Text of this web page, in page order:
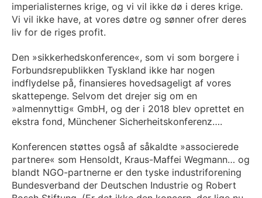
imperialisternes krige, og vi vil ikke dø i deres krige.
Vi vil ikke have, at vores døtre og sønner ofrer deres
liv for de riges profit.
Den »sikkerhedskonference«, som vi som borgere i
Forbundsrepublikken Tyskland ikke har nogen
indflydelse på, finansieres hovedsageligt af vores
skattepenge. Selvom det drejer sig om en
»almennyttig« GmbH, og der i 2018 blev oprettet en
ekstra fond, Münchener Sicherheitskonferenz….
Konferencen støttes også af såkaldte »associerede
partnere« som Hensoldt, Kraus-Maffei Wegmann… og
blandt NGO-partnerne er den tyske industriforening
Bundesverband der Deutschen Industrie og Robert